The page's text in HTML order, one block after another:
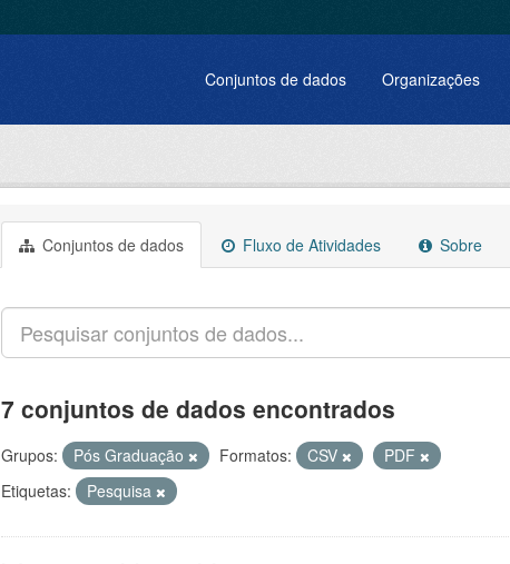
Conjuntos de dados Organizações
Conjuntos de dados Fluxo de Atividades Sobre
7 conjuntos de dados encontrados
Grupos: Pós Graduação Formatos: CSV
PDF
Etiquetas:
Pesquisa